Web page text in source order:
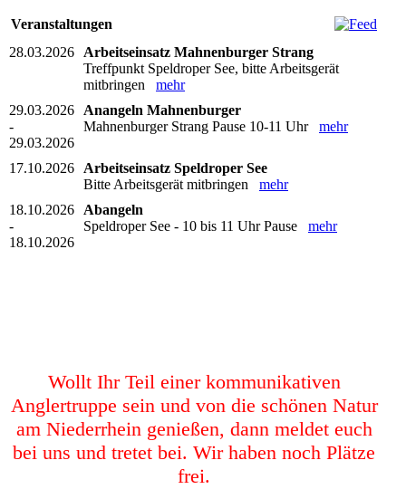
Veranstaltungen
28.03.2026
Arbeitseinsatz Mahnenburger Strang
Treffpunkt Speldroper See, bitte Arbeitsgerät
mitbringen mehr
29.03.2026
-
29.03.2026
Anangeln Mahnenburger
Mahnenburger Strang Pause 10-11 Uhr mehr
17.10.2026
Arbeitseinsatz Speldroper See
Bitte Arbeitsgerät mitbringen mehr
18.10.2026
-
18.10.2026
Abangeln
Speldroper See - 10 bis 11 Uhr Pause mehr
Wollt Ihr Teil einer kommunikativen
Anglertruppe sein und von die schönen Natur
am Niederrhein genießen, dann meldet euch
bei uns und tretet bei. Wir haben noch Plätze
frei.